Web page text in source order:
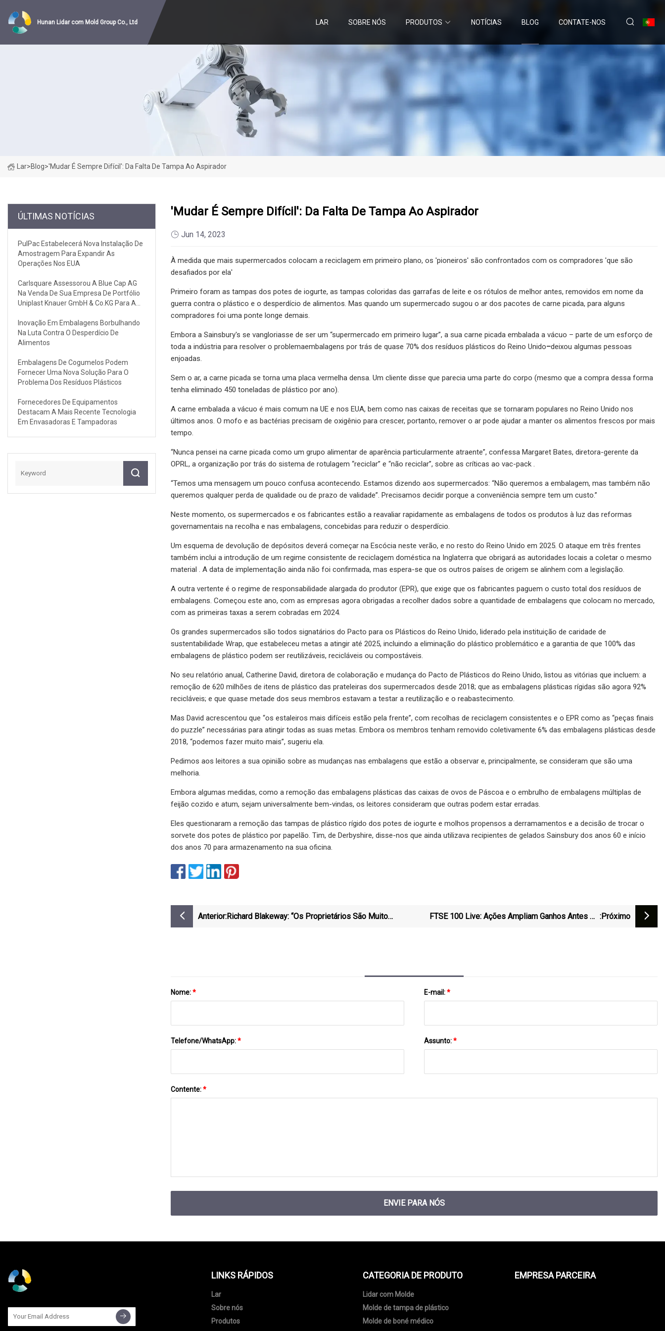
Hunan Lidar com Mold Group Co., Ltd LAR SOBRE NÓS PRODUTOS NOTÍCIAS BLOG CONTATE-NOS
Lar>Blog>'Mudar É Sempre Difícil': Da Falta De Tampa Ao Aspirador
ÚLTIMAS NOTÍCIAS
PulPac Estabelecerá Nova Instalação De
Amostragem Para Expandir As
Operações Nos EUA
Carlsquare Assessorou A Blue Cap AG
Na Venda De Sua Empresa De Portfólio
Uniplast Knauer GmbH & Co.KG Para A
Inovação Em Embalagens Borbulhando
Na Luta Contra O Desperdício De
Alimentos
Embalagens De Cogumelos Podem
Fornecer Uma Nova Solução Para O
Problema Dos Resíduos Plásticos
Fornecedores De Equipamentos
Destacam A Mais Recente Tecnologia
Em Envasadoras E Tampadoras
'Mudar É Sempre Difícil': Da Falta De Tampa Ao Aspirador
Jun 14, 2023
À medida que mais supermercados colocam a reciclagem em primeiro plano, os 'pioneiros' são confrontados com os compradores 'que são
desafiados por ela'
Primeiro foram as tampas dos potes de iogurte, as tampas coloridas das garrafas de leite e os rótulos de melhor antes, removidos em nome da
guerra contra o plástico e o desperdício de alimentos. Mas quando um supermercado sugou o ar dos pacotes de carne picada, para alguns
compradores foi uma ponte longe demais.
Embora a Sainsbury's se vangloriasse de ser um “supermercado em primeiro lugar”, a sua carne picada embalada a vácuo – parte de um esforço de
toda a indústria para resolver o problemaembalagens por trás de quase 70% dos resíduos plásticos do Reino Unido–deixou algumas pessoas
enjoadas.
Sem o ar, a carne picada se torna uma placa vermelha densa. Um cliente disse que parecia uma parte do corpo (mesmo que a compra dessa forma
tenha eliminado 450 toneladas de plástico por ano).
A carne embalada a vácuo é mais comum na UE e nos EUA, bem como nas caixas de receitas que se tornaram populares no Reino Unido nos
últimos anos. O mofo e as bactérias precisam de oxigênio para crescer, portanto, remover o ar pode ajudar a manter os alimentos frescos por mais
tempo.
“Nunca pensei na carne picada como um grupo alimentar de aparência particularmente atraente”, confessa Margaret Bates, diretora-gerente da
OPRL, a organização por trás do sistema de rotulagem “reciclar” e “não reciclar”, sobre as críticas ao vac-pack .
“Temos uma mensagem um pouco confusa acontecendo. Estamos dizendo aos supermercados: “Não queremos a embalagem, mas também não
queremos qualquer perda de qualidade ou de prazo de validade”. Precisamos decidir porque a conveniência sempre tem um custo.”
Neste momento, os supermercados e os fabricantes estão a reavaliar rapidamente as embalagens de todos os produtos à luz das reformas
governamentais na recolha e nas embalagens, concebidas para reduzir o desperdício.
Um esquema de devolução de depósitos deverá começar na Escócia neste verão, e no resto do Reino Unido em 2025. O ataque em três frentes
também inclui a introdução de um regime consistente de reciclagem doméstica na Inglaterra que obrigará as autoridades locais a coletar o mesmo
material . A data de implementação ainda não foi confirmada, mas espera-se que os outros países de origem se alinhem com a legislação.
A outra vertente é o regime de responsabilidade alargada do produtor (EPR), que exige que os fabricantes paguem o custo total dos resíduos de
embalagens. Começou este ano, com as empresas agora obrigadas a recolher dados sobre a quantidade de embalagens que colocam no mercado,
com as primeiras taxas a serem cobradas em 2024.
Os grandes supermercados são todos signatários do Pacto para os Plásticos do Reino Unido, liderado pela instituição de caridade de
sustentabilidade Wrap, que estabeleceu metas a atingir até 2025, incluindo a eliminação do plástico problemático e a garantia de que 100% das
embalagens de plástico podem ser reutilizáveis, recicláveis ​​ou compostáveis.
No seu relatório anual, Catherine David, diretora de colaboração e mudança do Pacto de Plásticos do Reino Unido, listou as vitórias que incluem: a
remoção de 620 milhões de itens de plástico das prateleiras dos supermercados desde 2018; que as embalagens plásticas rígidas são agora 92%
recicláveis; e que quase metade dos seus membros estavam a testar a reutilização e o reabastecimento.
Mas David acrescentou que “os estaleiros mais difíceis estão pela frente”, com recolhas de reciclagem consistentes e o EPR como as “peças finais
do puzzle” necessárias para atingir todas as suas metas. Embora os membros tenham removido coletivamente 6% das embalagens plásticas desde
2018, “podemos fazer muito mais”, sugeriu ela.
Pedimos aos leitores a sua opinião sobre as mudanças nas embalagens que estão a observar e, principalmente, se consideram que são uma
melhoria.
Embora algumas medidas, como a remoção das embalagens plásticas das caixas de ovos de Páscoa e o embrulho de embalagens múltiplas de
feijão cozido e atum, sejam universalmente bem-vindas, os leitores consideram que outras podem estar erradas.
Eles questionaram a remoção das tampas de plástico rígido dos potes de iogurte e molhos propensos a derramamentos e a decisão de trocar o
sorvete dos potes de plástico por papelão. Tim, de Derbyshire, disse-nos que ainda utilizava recipientes de gelados Sainsbury dos anos 60 e início
dos anos 70 para armazenamento na sua oficina.
Anterior:Richard Blakeway: “Os Proprietários São Muito
FTSE 100 Live: Ações Ampliam Ganhos Antes De :próximo
Nome:* E-mail:*
Telefone/WhatsApp:* Assunto:*
Contente:*
ENVIE PARA NÓS
LINKS RÁPIDOS
Lar
Sobre nós
Produtos
CATEGORIA DE PRODUTO
Lidar com Molde
Molde de tampa de plástico
Molde de boné médico
EMPRESA PARCEIRA